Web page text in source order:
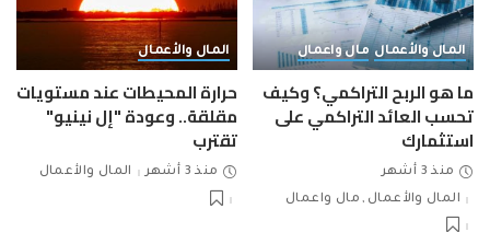
المال والأعمال مال واعمال
ما هو الربح التراكمي؟ وكيف
تحسب العائد التراكمي على
استثمارك
منذ 3 أشهر
المال والأعمال
مال واعمال
المال والأعمال
حرارة المحيطات عند مستويات
مقلقة.. وعودة "إل نينيو"
تقترب
منذ 3 أشهر المال والأعمال